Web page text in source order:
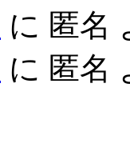
に 匿名
に 匿名